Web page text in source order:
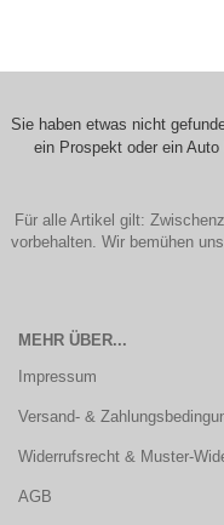
Sie haben etwas nicht
ein Prospekt oder ein Auto
Für alle Artikel gilt:
vorbehalten. Wir bemühen
MEHR ÜBER...
Impressum
Versand- &
Widerrufsrecht & Muster-
AGB